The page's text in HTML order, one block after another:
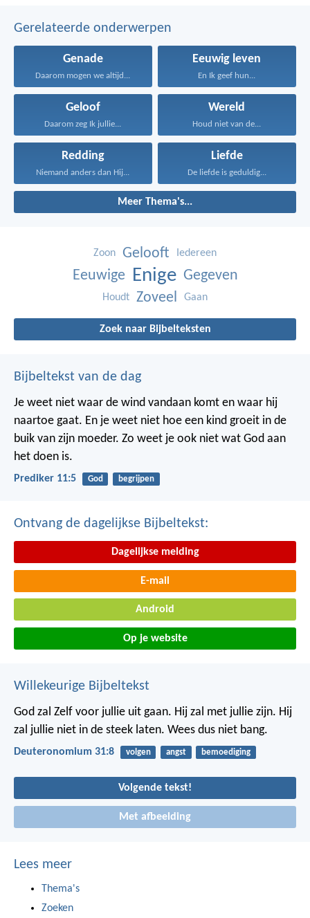
Gerelateerde onderwerpen
Genade
Daarom mogen we altijd...
Eeuwig leven
En Ik geef hun...
Geloof
Daarom zeg Ik jullie...
Wereld
Houd niet van de...
Redding
Niemand anders dan Hij...
Liefde
De liefde is geduldig...
Meer Thema's...
Zoon Gelooft Iedereen
Eeuwige Enige Gegeven
Houdt Zoveel Gaan
Zoek naar Bijbelteksten
Bijbeltekst van de dag
Je weet niet waar de wind vandaan komt en waar hij
naartoe gaat. En je weet niet hoe een kind groeit in de
buik van zijn moeder. Zo weet je ook niet wat God aan
het doen is.
Prediker 11:5 God begrijpen
Ontvang de dagelijkse Bijbeltekst:
Dagelijkse melding
E-mail
Android
Op je website
Willekeurige Bijbeltekst
God zal Zelf voor jullie uit gaan. Hij zal met jullie zijn. Hij
zal jullie niet in de steek laten. Wees dus niet bang.
Deuteronomium 31:8 volgen angst bemoediging
Volgende tekst!
Met afbeelding
Lees meer
Thema's
Zoeken